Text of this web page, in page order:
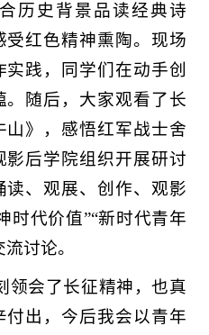
历史背景品读经典诗
红色精神熏陶。现场
践，同学们在动手创
随后，大家观看了长
》，感悟红军战士舍
后学院组织开展研讨
、观展、创作、观影
时代价值”“新时代青年
讨论。
领会了长征精神，也真
出，今后我会以青年